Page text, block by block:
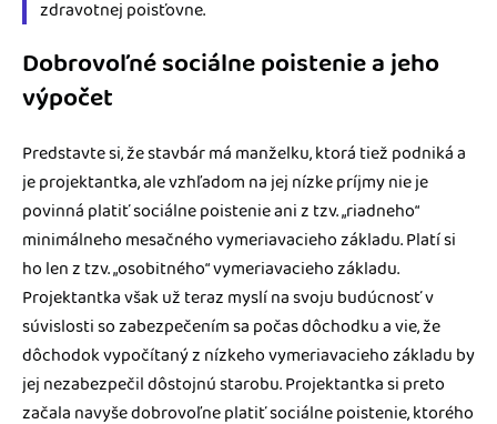
zdravotnej poisťovne.
Dobrovoľné sociálne poistenie a jeho
výpočet
Predstavte si, že stavbár má manželku, ktorá tiež podniká a
je projektantka, ale vzhľadom na jej nízke príjmy nie je
povinná platiť sociálne poistenie ani z tzv. „riadneho“
minimálneho mesačného vymeriavacieho základu. Platí si
ho len z tzv. „osobitného“ vymeriavacieho základu.
Projektantka však už teraz myslí na svoju budúcnosť v
súvislosti so zabezpečením sa počas dôchodku a vie, že
dôchodok vypočítaný z nízkeho vymeriavacieho základu by
jej nezabezpečil dôstojnú starobu. Projektantka si preto
začala navyše dobrovoľne platiť sociálne poistenie, ktorého